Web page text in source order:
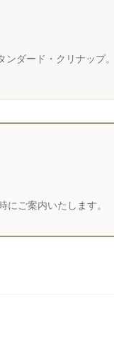
ンダード・クリナップ
ご案内いたします。